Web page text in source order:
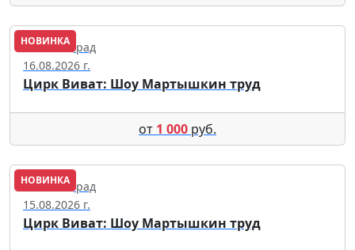
НОВИНКА
Калининград
16.08.2026 г.
Цирк Виват: Шоу Мартышкин труд
от 1 000 руб.
НОВИНКА
Калининград
15.08.2026 г.
Цирк Виват: Шоу Мартышкин труд